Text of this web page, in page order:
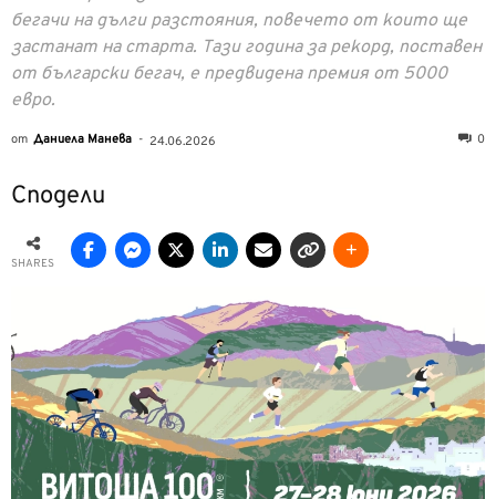
бегачи на дълги разстояния, повечето от които ще
застанат на старта. Тази година за рекорд, поставен
от български бегач, е предвидена премия от 5000
евро.
от Даниела Манева - 24.06.2026 0
Сподели
SHARES